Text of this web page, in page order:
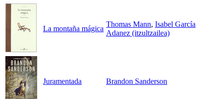
La montaña mágica
Thomas Mann, Isabel García
Adanez (itzultzailea)
Juramentada Brandon Sanderson